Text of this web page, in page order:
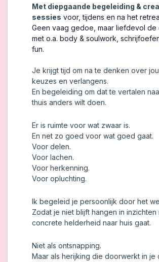
Met diepgaande begeleiding &
sessies voor, tijdens en na het
Geen vaag gedoe, maar liefdevol de
met o.a. body & soulwork,
fun.
Je krijgt tijd om na te denken over
keuzes en verlangens.
En begeleiding om dat te vertalen
thuis anders wilt doen.
Er is ruimte voor wat zwaar is.
En net zo goed voor wat goed gaat.
Voor delen.
Voor lachen.
Voor herkenning.
Voor opluchting.
Ik begeleid je persoonlijk door het
Zodat je niet blijft hangen in inzichten
concrete helderheid naar huis gaat.
Niet als ontsnapping.
Maar als herijking die doorwerkt in je